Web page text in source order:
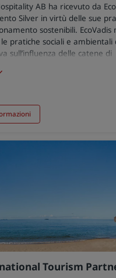
AB ha ricevuto da
Silver in virtù delle sue
sostenibili. EcoVadis
pratiche sociali e ambientali
sull’influenza delle catene di
globali. Il
delle imprese più
Tourism